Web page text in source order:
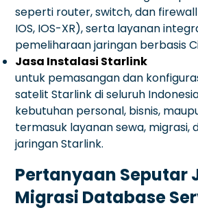
seperti router, switch, dan
IOS, IOS-XR), serta layanan
pemeliharaan jaringan berbasis
Jasa Instalasi Starlink
untuk pemasangan dan
satelit Starlink di seluruh
kebutuhan personal, bisnis,
termasuk layanan sewa, migrasi,
jaringan Starlink.
Pertanyaan Seputar
Migrasi Database